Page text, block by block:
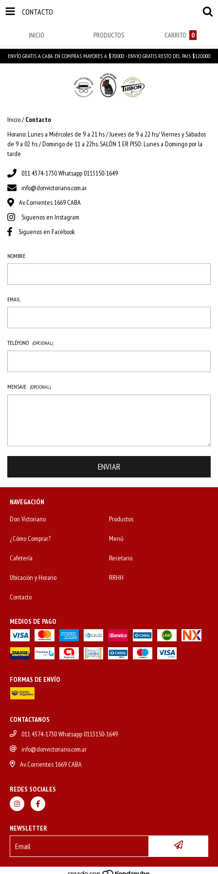
CONTACTO
INICIO PRODUCTOS CARRITO 0
ENVÍO GRATIS A CABA EN COMPRAS MAYORES A $70.000 - ENVIO GRATIS RESTO DEL PAIS $120.000
Inicio/ Contacto
Horario: Lunes a Miércoles de 9 a 21 hs / Jueves de 9 a 22 hs/ Viernes y Sábados
de 9 a 02 hs / Domingo de 11 a 22hs. SALÓN 1 ER PISO: Lunes a Domingo por la
tarde
011 4374-1730 Whatsapp 0113150-1649
info@donvictoriano.com.ar
Av. Corrientes 1669 CABA
Siguenos en Instagram
Siguenos en Facebook
NOMBRE
EMAIL
TELÉFONO (OPCIONAL)
MENSAJE (OPCIONAL)
NAVEGACIÓN
Don Victoriano
Productos
¿Cómo Comprar? Menú
Cafetería Recetario
Ubicación y Horario RRHH
Contacto
MEDIOS DE PAGO
FORMAS DE ENVÍO
CONTACTANOS
011 4374-1730 Whatsapp 0113150-1649
info@donvictoriano.com.ar
Av. Corrientes 1669 CABA
REDES SOCIALES
NEWSLETTER